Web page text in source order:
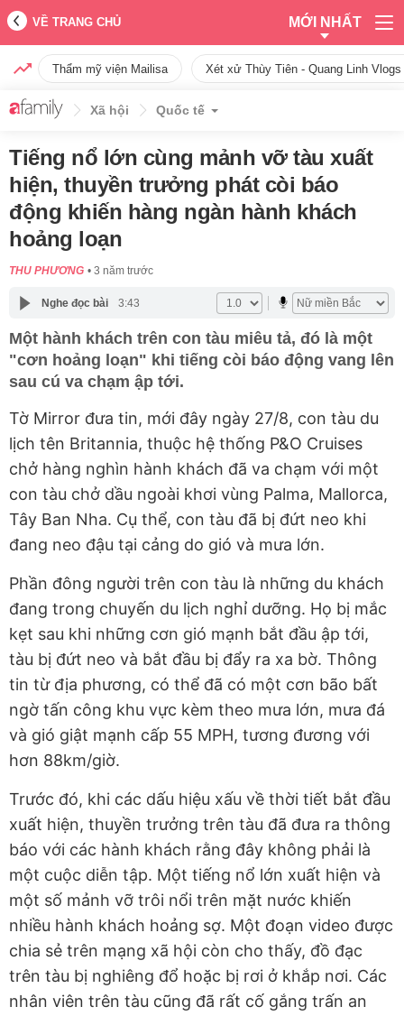
VỀ TRANG CHỦ MỚI NHẤT
Thẩm mỹ viện Mailisa Xét xử Thùy Tiên - Quang Linh
Xã hội Quốc tế
Tiếng nổ lớn cùng mảnh vỡ tàu xuất
hiện, thuyền trưởng phát còi báo
động khiến hàng ngàn hành khách
hoảng loạn
THU PHƯƠNG 3 năm trước
Nghe đọc bài 3:43
Một hành khách trên con tàu miêu tả, đó là một
"cơn hoảng loạn" khi tiếng còi báo động vang lên
sau cú va chạm ập tới.
Tờ Mirror đưa tin, mới đây ngày 27/8, con tàu du
lịch tên Britannia, thuộc hệ thống P&O Cruises
chở hàng nghìn hành khách đã va chạm với một
con tàu chở dầu ngoài khơi vùng Palma, Mallorca,
Tây Ban Nha. Cụ thể, con tàu đã bị đứt neo khi
đang neo đậu tại cảng do gió và mưa lớn.
Phần đông người trên con tàu là những du khách
đang trong chuyến du lịch nghỉ dưỡng. Họ bị mắc
kẹt sau khi những cơn gió mạnh bắt đầu ập tới,
tàu bị đứt neo và bắt đầu bị đẩy ra xa bờ. Thông
tin từ địa phương, có thể đã có một cơn bão bất
ngờ tấn công khu vực kèm theo mưa lớn, mưa đá
và gió giật mạnh cấp 55 MPH, tương đương với
hơn 88km/giờ.
Trước đó, khi các dấu hiệu xấu về thời tiết bắt đầu
xuất hiện, thuyền trưởng trên tàu đã đưa ra thông
báo với các hành khách rằng đây không phải là
một cuộc diễn tập. Một tiếng nổ lớn xuất hiện và
một số mảnh vỡ trôi nổi trên mặt nước khiến
nhiều hành khách hoảng sợ. Một đoạn video được
chia sẻ trên mạng xã hội còn cho thấy, đồ đạc
trên tàu bị nghiêng đổ hoặc bị rơi ở khắp nơi. Các
nhân viên trên tàu cũng đã rất cố gắng trấn an